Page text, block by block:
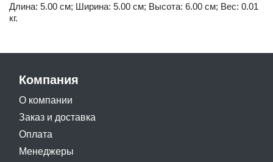
Длина: 5.00 см; Ширина: 5.00 см; Высота: 6.00 см; Вес: 0.01
кг.
Компания
О компании
Заказ и доставка
Оплата
Менеджеры